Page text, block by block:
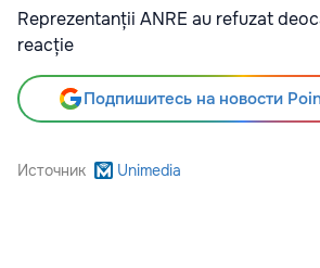
Reprezentanții ANRE au refuzat
reacție
Подпишитесь на новости
Источник Unimedia